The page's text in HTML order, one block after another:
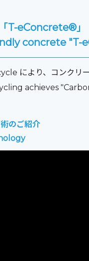
T-eConcrete®」
concrete "T-
により、コンクリ
achieves
のご紹介